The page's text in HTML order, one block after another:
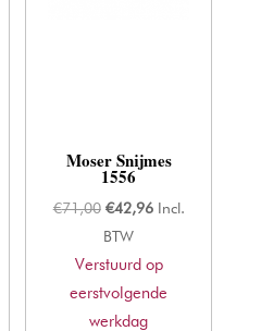
Moser Snijmes
1556
€71,00 Oorspronkelijke
prijs
was:
€71,00.
€42,96Huidige
is:
€42,96.
Incl.
BTW
Verstuurd op
eerstvolgende
werkdag